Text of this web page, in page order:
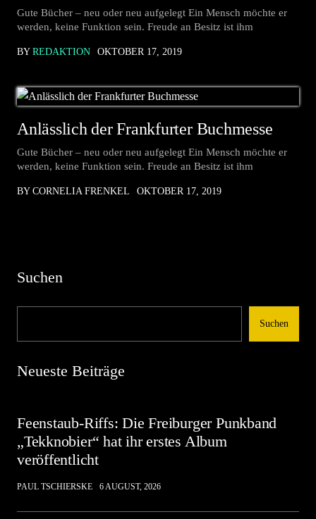
Gute Bücher – neu oder neu aufgelegt Ein Mensch möchte er
werden, keine Funktion sein. Freude an Besitz ist ihm
BY REDAKTION OKTOBER 17, 2019
Anlässlich der Frankfurter Buchmesse
Gute Bücher – neu oder neu aufgelegt Ein Mensch möchte er
werden, keine Funktion sein. Freude an Besitz ist ihm
BY CORNELIA FRENKEL OKTOBER 17, 2019
Suchen
Suchen
Neueste Beiträge
Feenstaub-Riffs: Die Freiburger Punkband
„Tekknobier“ hat ihr erstes Album
veröffentlicht
PAUL TSCHIERSKE 6 AUGUST, 2026